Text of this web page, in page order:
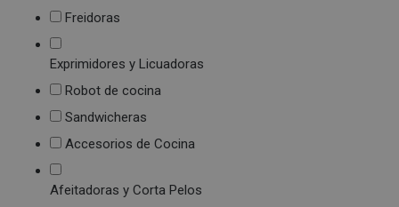
Freidoras
Exprimidores y Licuadoras
Robot de cocina
Sandwicheras
Accesorios de Cocina
Afeitadoras y Corta Pelos